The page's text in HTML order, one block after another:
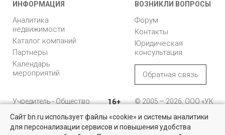
ИНФОРМАЦИЯ
Аналитика
недвижимости
Каталог компаний
Партнеры
Календарь
мероприятий
ВОЗНИКЛИ ВОПРОСЫ
Форум
Контакты
Юридическая
консультация
Обратная связь
Учредитель - Общество
ответственностью
"Управляющая
16+
© 2005 – 2026, ООО «УК
196105, Санкт-
Сайт bn.ru использует файлы «cookie» и системы аналитики
для персонализации сервисов и повышения удобства